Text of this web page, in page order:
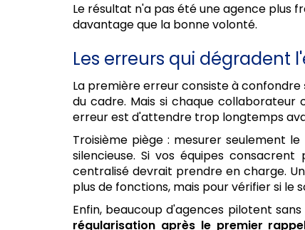
Le résultat n'a pas été une agence plus
davantage que la bonne volonté.
Les erreurs qui dégradent
La première erreur consiste à confondre
du cadre. Mais si chaque
erreur est d'attendre trop longtemps
Troisième piège : mesurer seulement
silencieuse. Si vos équipes
centralisé devrait prendre en charge. Un
plus de fonctions, mais pour vérifier si
Enfin, beaucoup d'agences pilotent
régularisation après le premier